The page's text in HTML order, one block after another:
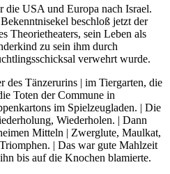
die USA und Europa nach Israel.
beschloß jetzt der
Theorietheaters, sein Leben als
zu sein ihm durch
verwehrt wurde.
des Tänzerurins | im Tiergarten, die
Toten der Commune in
im Spielzeugladen. | Die
Wiederholen. | Dann
Mitteln | Zwerglute, Maulkat,
| Das war gute Mahlzeit
bis auf die Knochen blamierte.